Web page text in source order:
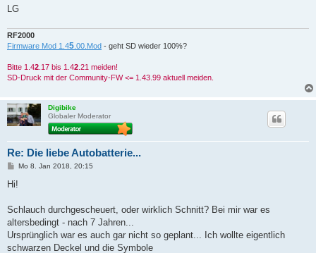
LG
RF2000
Firmware Mod 1.45 .00.Mod - geht SD wieder 100%?
Bitte 1.42 .17 bis 1.42 .21 meiden!
SD-Druck mit der Community-FW <= 1.43.99 aktuell meiden.
Digibike
Globaler Moderator
Re: Die liebe Autobatterie...
B
i
a
Mo 8. Jan 2018, 20:15
Hi!
Schlauch durchgescheuert, oder wirklich Schnitt? Bei mir war es
altersbedingt - nach 7 Jahren...
Ursprünglich war es auch gar nicht so geplant... Ich wollte eigentlich
schwarzen Deckel und die Symbole